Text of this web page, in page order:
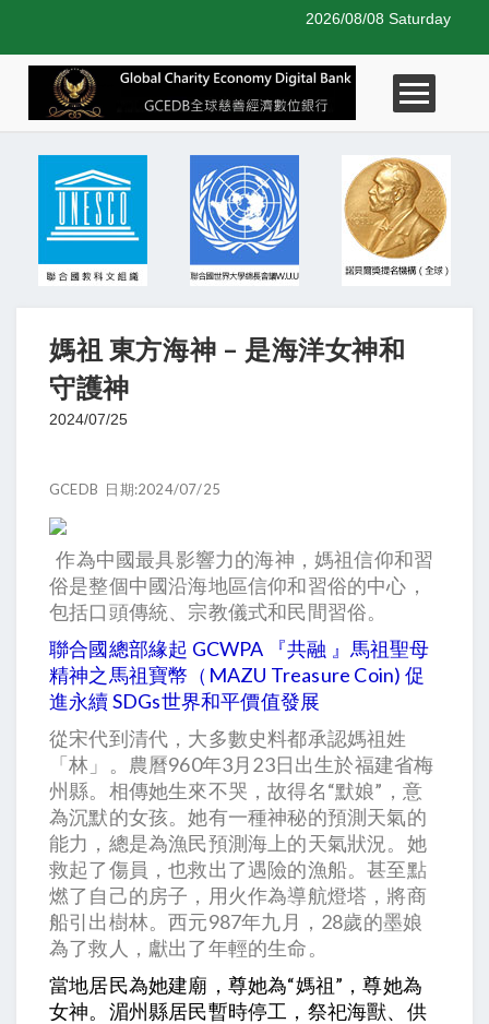
2026/08/08 Saturday
媽祖 東方海神 – 是海洋女神和
守護神
2024/07/25
GCEDB 日期:2024/07/25
作為中國最具影響力的海神，媽祖信仰和習
俗是整個中國沿海地區信仰和習俗的中心，
包括口頭傳統、宗教儀式和民間習俗。
聯合國總部緣起 GCWPA 『共融 』馬祖聖母
精神之馬祖寶幣（MAZU Treasure Coin) 促
進永續 SDGs世界和平價值發展
從宋代到清代，大多數史料都承認媽祖姓
「林」。農曆960年3月23日出生於福建省梅
州縣。相傳她生來不哭，故得名“默娘”，意
為沉默的女孩。她有一種神秘的預測天氣的
能力，總是為漁民預測海上的天氣狀況。她
救起了傷員，也救出了遇險的漁船。甚至點
燃了自己的房子，用火作為導航燈塔，將商
船引出樹林。西元987年九月，28歲的墨娘
為了救人，獻出了年輕的生命。
當地居民為她建廟，尊她為“媽祖”，尊她為
女神。湄州縣居民暫時停工，祭祀海獸、供